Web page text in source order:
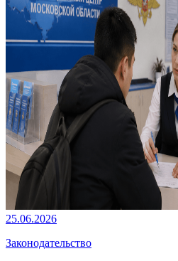
25.06.2026
Законодательство